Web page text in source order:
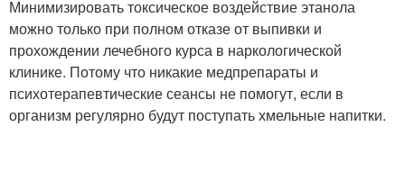
Минимизировать токсическое воздействие этанола
можно только при полном отказе от выпивки и
прохождении лечебного курса в наркологической
клинике. Потому что никакие медпрепараты и
психотерапевтические сеансы не помогут, если в
организм регулярно будут поступать хмельные напитки.